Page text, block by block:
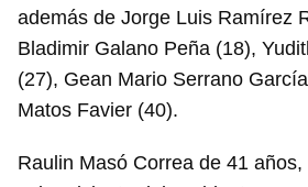
además de Jorge Luis Ramírez
Bladimir Galano Peña (18),
(27), Gean Mario Serrano
Matos Favier (40).
Raulin Masó Correa de 41 años,